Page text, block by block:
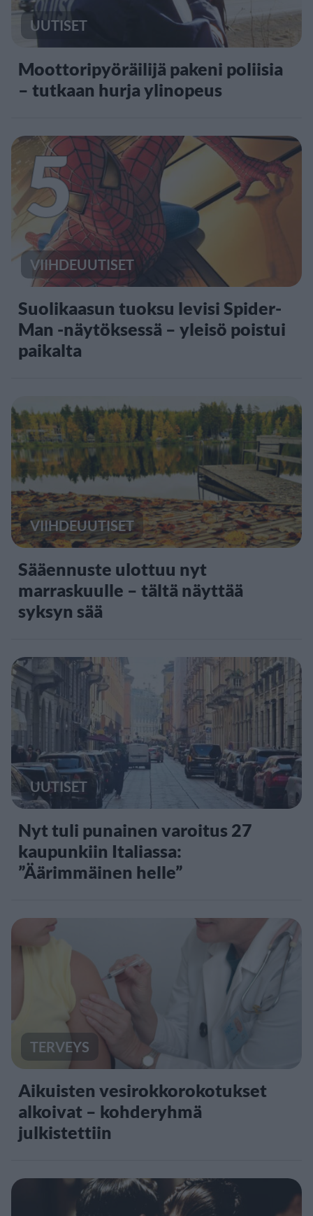
UUTISET
Moottoripyöräilijä pakeni poliisia
– tutkaan hurja ylinopeus
5
VIIHDEUUTISET
Suolikaasun tuoksu levisi Spider-
Man -näytöksessä – yleisö poistui
paikalta
VIIHDEUUTISET
Sääennuste ulottuu nyt
marraskuulle – tältä näyttää
syksyn sää
UUTISET
Nyt tuli punainen varoitus 27
kaupunkiin Italiassa:
”Äärimmäinen helle”
TERVEYS
Aikuisten vesirokkorokotukset
alkoivat – kohderyhmä
julkistettiin